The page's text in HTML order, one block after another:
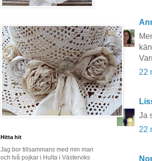
22
Ja
22
Hitta hit
Jag bor tillsammans med min man
och två pojkar i Hulta i Västerviks